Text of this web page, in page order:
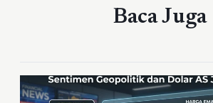
Baca Juga